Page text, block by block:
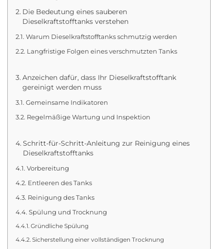
Die Bedeutung eines sauberen
Dieselkraftstofftanks verstehen
Warum Dieselkraftstofftanks schmutzig werden
Langfristige Folgen eines verschmutzten Tanks
Anzeichen dafür, dass Ihr Dieselkraftstofftank
gereinigt werden muss
Gemeinsame Indikatoren
Regelmäßige Wartung und Inspektion
Schritt-für-Schritt-Anleitung zur Reinigung eines
Dieselkraftstofftanks
Vorbereitung
Entleeren des Tanks
Reinigung des Tanks
Spülung und Trocknung
Gründliche Spülung
Sicherstellung einer vollständigen Trocknung